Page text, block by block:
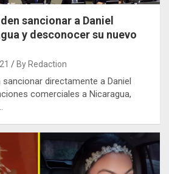
sancionar a Daniel
y desconocer su nuevo
By Redaction
directamente a Daniel
comerciales a Nicaragua,